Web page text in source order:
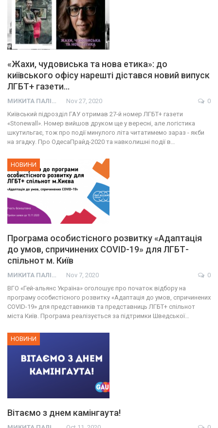
«Жахи, чудовиська та нова етика»: до
київського офісу нарешті дістався новий випуск
ЛГБТ+ газети…
МИКИТА ПАЛІЙ Nov 27, 2020
0
Київський підрозділ ГАУ отримав 27-й номер ЛГБТ+ газети
«Stonewall». Номер вийшов друком ще у вересні, але логістика
шкутильгає, тож про події минулого літа читатимемо зараз - якби
на згадку. Про ОдесаПрайд-2020 та навколишні події в…
НОВИНИ
Програма особистісного розвитку «Адаптація
до умов, спричинених СOVID-19» для ЛГБТ-
спільнот м. Київ
МИКИТА ПАЛІЙ Nov 7, 2020
0
ВГО «Гей-альянс Україна» оголошує про початок відбору на
програму особистісного розвитку «Адаптація до умов, спричинених
COVID-19» для представників та представниць ЛГБТ+ спільнот
міста Київ. Програма реалізується за підтримки Шведської…
НОВИНИ
Вітаємо з днем камінгаута!